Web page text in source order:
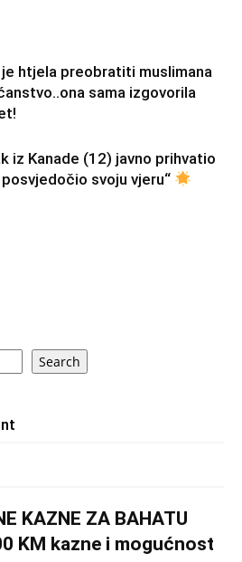
je htjela preobratiti muslimana
sama izgovorila
iz Kanade (12) javno prihvatio
svoju vjeru“
Search
KAZNE ZA BAHATU
KM kazne i mogućnost